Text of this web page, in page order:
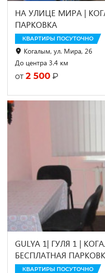
НА УЛИЦЕ МИРА |
ПАРКОВКА
КВАРТИРЫ ПОСУТОЧНО
Когалым, ул. Мира, 26
До центра 3.4 км
от 2 500 ₽
GULYA 1| ГУЛЯ 1 |
БЕСПЛАТНАЯ
КВАРТИРЫ ПОСУТОЧНО